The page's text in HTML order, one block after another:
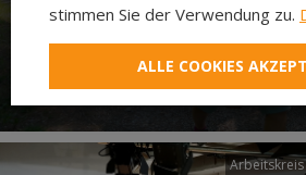
Neuer Pilgerweg
Laudato si’
Arbeitskreis
stimmen Sie der Verwendung zu.
ALLE COOKIES